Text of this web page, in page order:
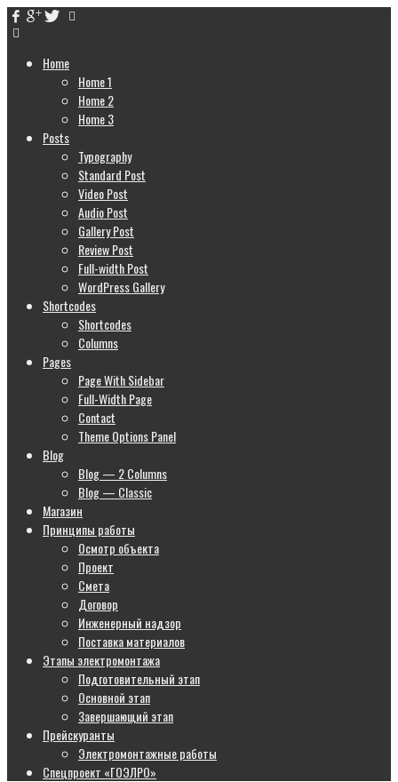
Home
Home 1
Home 2
Home 3
Posts
Typography
Standard Post
Video Post
Audio Post
Gallery Post
Review Post
Full-width Post
WordPress Gallery
Shortcodes
Shortcodes
Columns
Pages
Page With Sidebar
Full-Width Page
Contact
Theme Options Panel
Blog
Blog — 2 Columns
Blog — Classic
Магазин
Принципы работы
Осмотр объекта
Проект
Смета
Договор
Инженерный надзор
Поставка материалов
Этапы электромонтажа
Подготовительный этап
Основной этап
Завершающий этап
Прейскуранты
Электромонтажные работы
Спецпроект «ГОЭЛРО»